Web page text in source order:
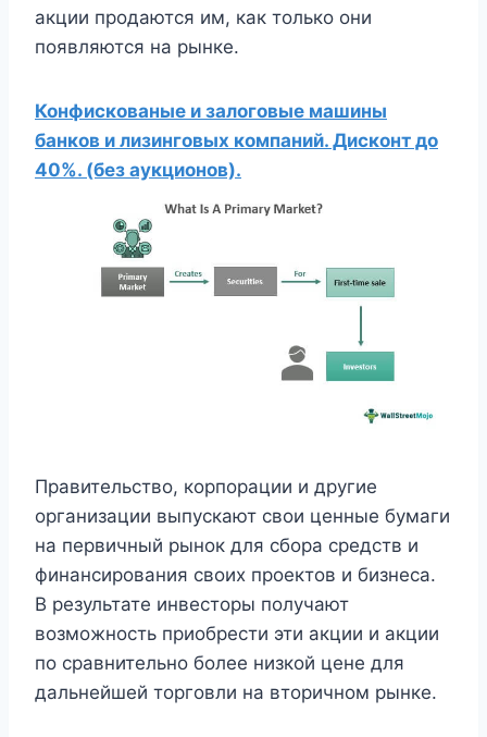
акции продаются им, как только они
появляются на рынке.
Конфискованые и залоговые машины
банков и лизинговых компаний. Дисконт до
40%. (без аукционов).
Правительство, корпорации и другие
организации выпускают свои ценные бумаги
на первичный рынок для сбора средств и
финансирования своих проектов и бизнеса.
В результате инвесторы получают
возможность приобрести эти акции и акции
по сравнительно более низкой цене для
дальнейшей торговли на вторичном рынке.